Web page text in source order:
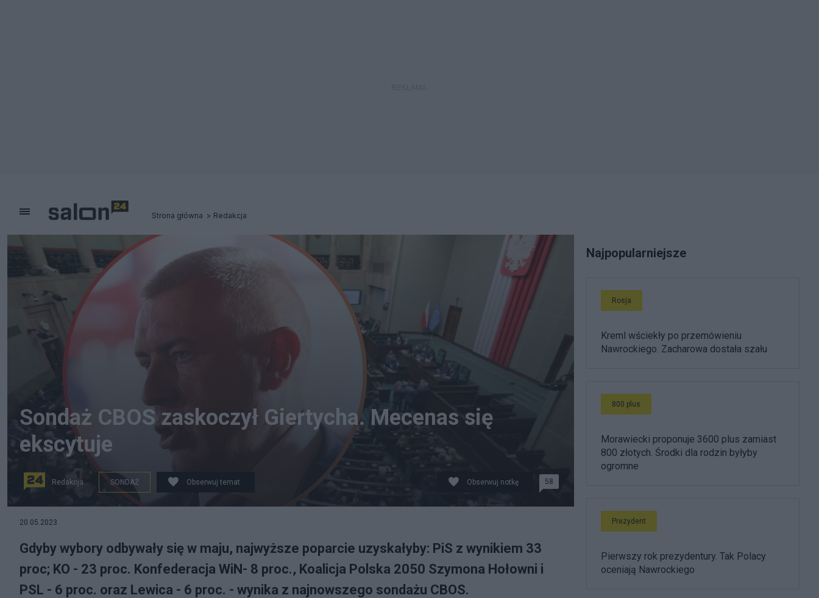
Strona główna Redakcja
Sondaż CBOS zaskoczył Giertycha. Mecenas się
ekscytuje
Redakcja SONDAŻ Obserwuj temat Obserwuj notkę 58
20.05.2023
Gdyby wybory odbywały się w maju, najwyższe poparcie uzyskałyby: PiS z wynikiem 33
proc; KO - 23 proc. Konfederacja WiN- 8 proc., Koalicja Polska 2050 Szymona Hołowni i
PSL - 6 proc. oraz Lewica - 6 proc. - wynika z najnowszego sondażu CBOS.
Najpopularniejsze
Rosja
Kreml wściekły po przemówieniu
Nawrockiego. Zacharowa dostała szału
800 plus
Morawiecki proponuje 3600 plus zamiast
800 złotych. Środki dla rodzin byłyby
ogromne
Prezydent
Pierwszy rok prezydentury. Tak Polacy
oceniają Nawrockiego